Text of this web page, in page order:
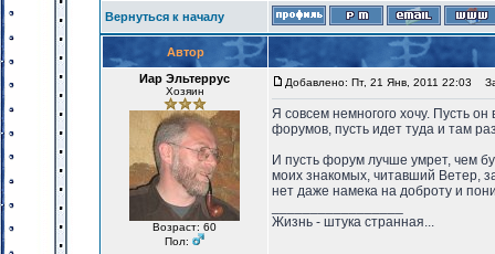
Вернуться к началу
Автор
Иар Эльтеррус
Хозяин
Возраст: 60
Пол:
Добавлено: Пт, 21 Янв, 2011 22:03
Я совсем немногого хочу. Пусть
форумов, пусть идет туда и там
И пусть форум лучше умрет, чем
моих знакомых, читавший Ветер,
нет даже намека на доброту и
Жизнь - штука странная...